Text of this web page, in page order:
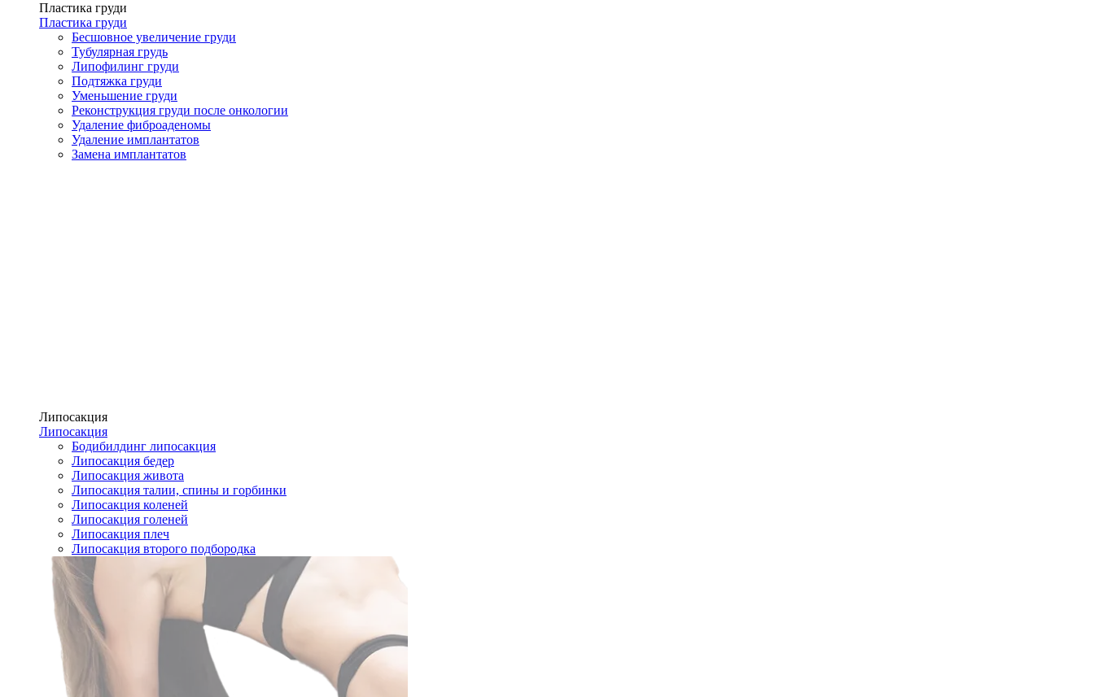
Пластика груди
Пластика груди
Бесшовное увеличение груди
Тубулярная грудь
Липофилинг груди
Подтяжка груди
Уменьшение груди
Реконструкция груди после онкологии
Удаление фиброаденомы
Удаление имплантатов
Замена имплантатов
Липосакция
Липосакция
Бодибилдинг липосакция
Липосакция бедер
Липосакция живота
Липосакция талии, спины и горбинки
Липосакция коленей
Липосакция голеней
Липосакция плеч
Липосакция второго подбородка